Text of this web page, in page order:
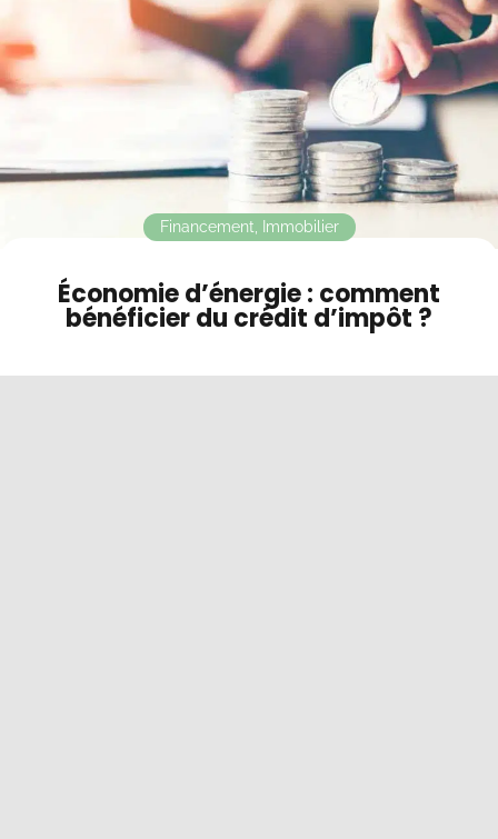
Mode sombre
Économie d’énergie : comment
bénéficier du crédit d’impôt ?
Financement Immobilier